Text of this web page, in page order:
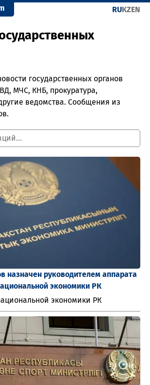
RUKZEN
государственных органов
МЧС, КНБ, прокуратура,
ведомства. Сообщения из
назначен руководителем аппарата
экономики РК
экономики РК